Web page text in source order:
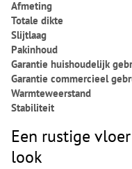
Afmeting
Totale dikte
Slijtlaag
Pakinhoud
Garantie huishoudelijk
Garantie commercieel
Warmteweerstand
Stabiliteit
Een rustige
look